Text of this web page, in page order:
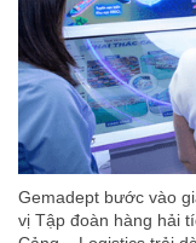
Gemadept bước vào
vị Tập đoàn hàng hải